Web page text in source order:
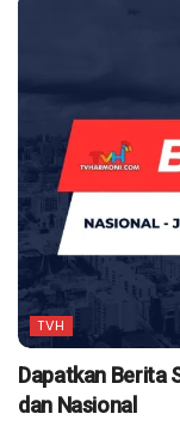
TVH
Dapatkan Berita
dan Nasional